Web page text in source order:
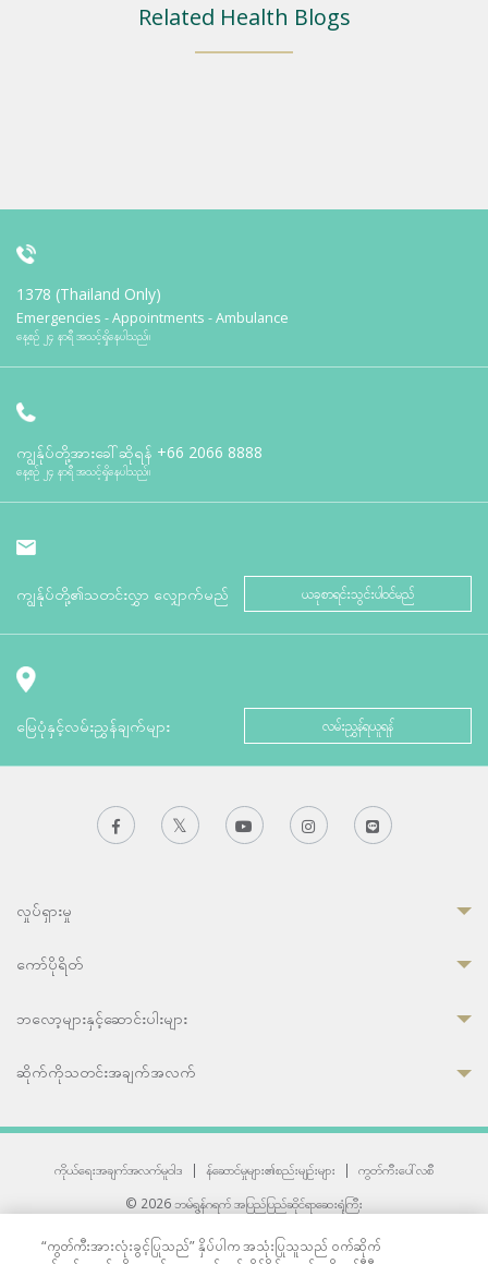
Related Health Blogs
1378 (Thailand Only)
Emergencies - Appointments - Ambulance
နေ့စဉ် ၂၄ နာရီ အသင့်ရှိနေပါသည်။
ကျွန်ုပ်တို့အားခေါ်ဆိုရန် +66 2066 8888
နေ့စဉ် ၂၄ နာရီ အသင့်ရှိနေပါသည်။
ကျွန်ုပ်တို့၏သတင်းလွှာ လျှောက်မည် ယခုစာရင်းသွင်းပါဝင်မည်
မြေပုံနှင့်လမ်းညွှန်ချက်များ လမ်းညွှန်ရယူရန်
လှုပ်ရှားမှု
ကော်ပိုရိတ်
ဘလော့များနှင့်ဆောင်းပါးများ
ဆိုက်ကိုသတင်းအချက်အလက်
ကိုယ်ရေးအချက်အလက်မူဝါဒ | န်ဆောင်မှုများ၏စည်းမျဉ်းများ |
ကွတ်ကီးပေါ်လစီ
© 2026 ဘမ်ရွန်ဂရက် အပြည်ပြည်ဆိုင်ရာဆေးရုံကြီး
“ကွတ်ကီးအားလုံးခွင့်ပြုသည်” နှိပ်ပါက အသုံးပြုသူသည် ဝက်ဆိုက်